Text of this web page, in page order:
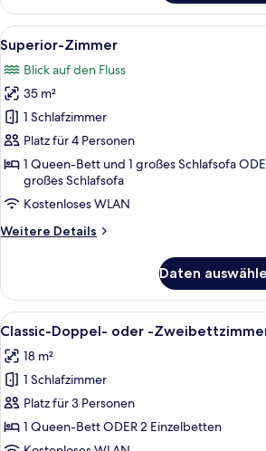
Doppel-
oder
-
Zweibettzimmer
Alle
Fotos
für
Superior-
Zimmer
anzeigen
Ein
3
Superior-Zimmer
Blick auf den Fluss
35 m²
1 Schlafzimmer
Platz für 4 Personen
1 Queen-Bett und 1 großes Schlafsofa
großes Schlafsofa
Kostenloses WLAN
Weitere Details
Weitere
Zimmer
Daten
Alle
Fotos
für
Classic-
Doppel-
oder
-
Ein
5
Classic-Doppel- oder -
18 m²
1 Schlafzimmer
Platz für 3 Personen
1 Queen-Bett ODER 2 Einzelbetten